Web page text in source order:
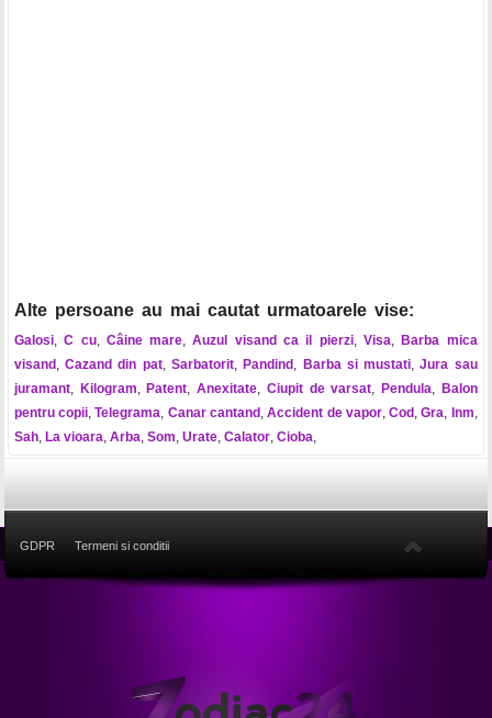
Alte persoane au mai cautat urmatoarele vise:
Galosi,C cu, Câine mare,Auzul visand ca il pierzi,Visa, Barba mica
visand ,Cazand din pat,Sarbatorit, Pandind , Barba si mustati,Jura sau
juramant, Kilogram, Patent,Anexitate, Ciupit de varsat, Pendula, Balon
pentru copii,Telegrama, Canar cantand ,Accident de vapor,Cod ,Gra, Inm,
Sah, La vioara, Arba, Som, Urate, Calator, Cioba,
GDPR Termeni si conditii